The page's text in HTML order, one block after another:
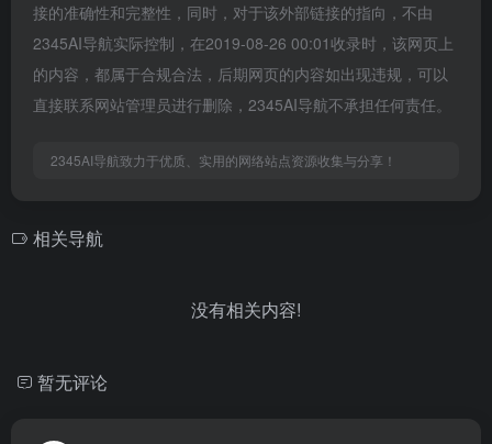
接的准确性和完整性，同时，对于该外部链接的指向，不由
2345AI导航实际控制，在2019-08-26 00:01收录时，该网页上
的内容，都属于合规合法，后期网页的内容如出现违规，可以
直接联系网站管理员进行删除，2345AI导航不承担任何责任。
2345AI导航致力于优质、实用的网络站点资源收集与分享！
相关导航
没有相关内容!
暂无评论